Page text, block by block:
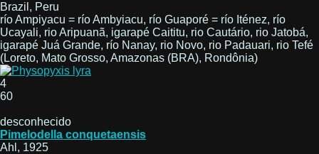
Brazil, Peru
río Ampiyacu = río Ambyiacu, río Guaporé = río Iténez, río
Ucayali, rio Aripuanã, igarapé Caititu, rio Cautário, rio Jatobá,
igarapé Juá Grande, río Nanay, rio Novo, rio Padauari, rio Tefé
(Loreto, Mato Grosso, Amazonas (BRA), Rondônia)
4
60
desconhecido
Pimelodella conquetaensis
Ahl, 1925